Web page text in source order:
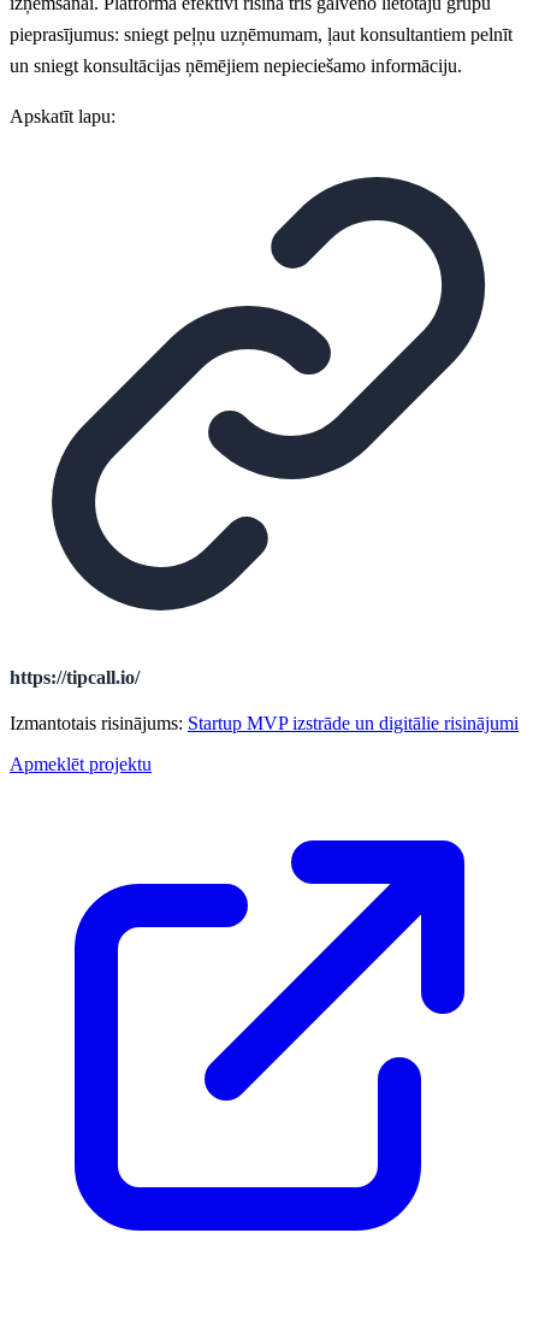
pieprasījumus: sniegt peļņu uzņēmumam, ļaut konsultantiem pelnīt
un sniegt konsultācijas ņēmējiem nepieciešamo informāciju.
Apskatīt lapu:
https://tipcall.io/
Izmantotais risinājums: Startup MVP izstrāde un digitālie risinājumi
Apmeklēt projektu